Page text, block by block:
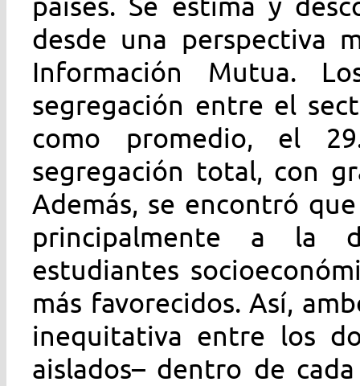
desde una perspectiva
Información Mutua.
segregación entre el
como promedio, el
segregación total, con
Además, se encontró
principalmente a la
estudiantes
más favorecidos. Así,
inequitativa entre los
aislados– dentro de